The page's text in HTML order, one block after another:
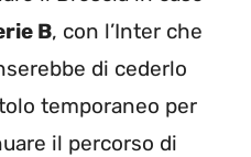
B, con l’Inter che
di cederlo
temporaneo per
il percorso di